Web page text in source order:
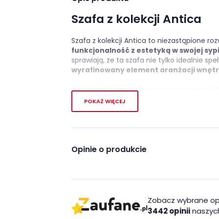
Szafa z kolekcji Antica
Szafa z kolekcji Antica to niezastąpione
funkcjonalność z estetyką w swojej
sprawiają, że ta szafa nie tylko idealnie
wyrafinowany element aranżacji
Wykonana z laminowanej płyty meblowej,
utrzymania w czystości.
uszkodzeniami, ale także nadaje mu
drążków na wieszaki,
Szafa Antica to nie tylko praktyczne
Cechy
POKAŻ WIĘCEJ
Opinie o produkcie
Zobacz wybrane
3442 opinii